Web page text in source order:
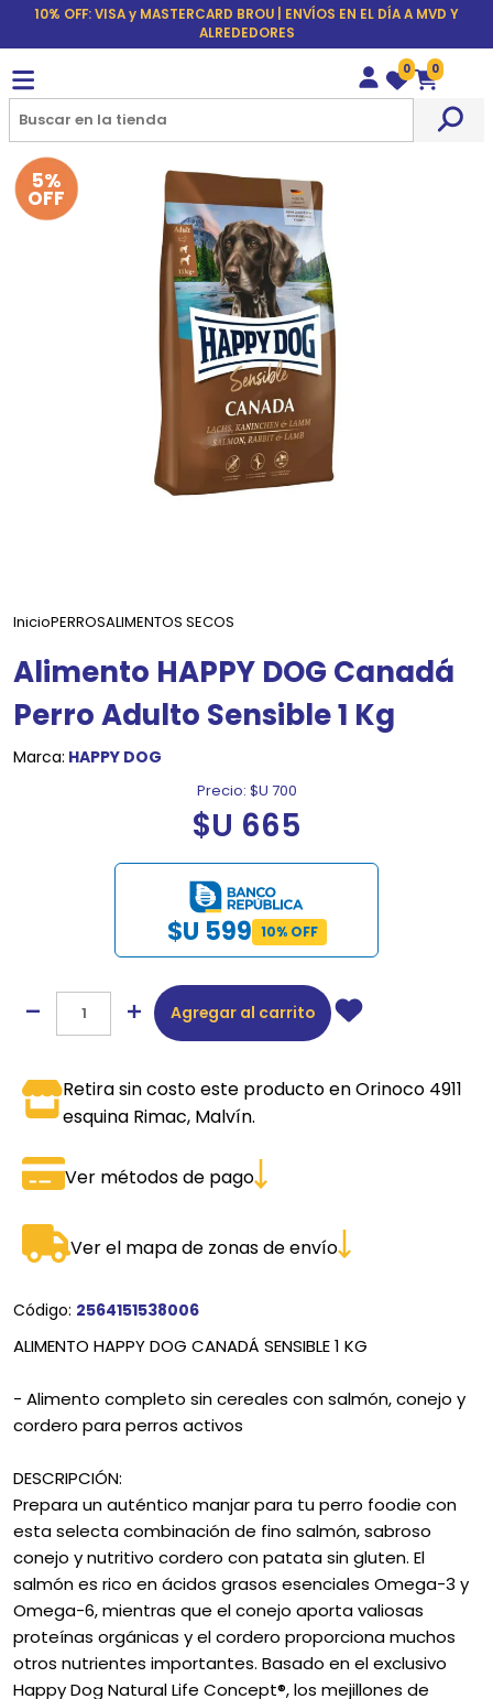
10% OFF: VISA y MASTERCARD BROU | ENVÍOS EN EL DÍA A MVD Y
ALREDEDORES
Wishlist
0
Carrito
0
5%
OFF
InicioPERROSALIMENTOS SECOS
Alimento HAPPY DOG Canadá
Perro Adulto Sensible 1 Kg
Marca: HAPPY DOG
Precio: $U 700
$U 665
$U 599 10% OFF
Agregar al carrito
Retira sin costo este producto en Orinoco 4911
esquina Rimac, Malvín.
Ver métodos de pago
Ver el mapa de zonas de envío
Código: 2564151538006
ALIMENTO HAPPY DOG CANADÁ SENSIBLE 1 KG
- Alimento completo sin cereales con salmón, conejo y
cordero para perros activos
DESCRIPCIÓN:
Prepara un auténtico manjar para tu perro foodie con
esta selecta combinación de fino salmón, sabroso
conejo y nutritivo cordero con patata sin gluten. El
salmón es rico en ácidos grasos esenciales Omega-3 y
Omega-6, mientras que el conejo aporta valiosas
proteínas orgánicas y el cordero proporciona muchos
otros nutrientes importantes. Basado en el exclusivo
Happy Dog Natural Life Concept®, los mejillones de